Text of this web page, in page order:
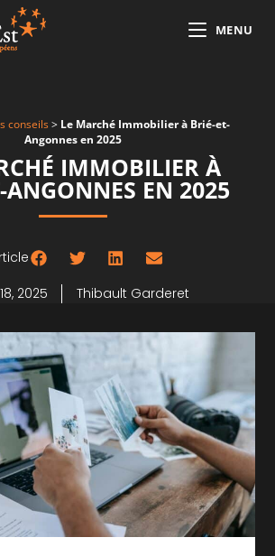
MENU
conseils> Le Marché Immobilier à Brié-et-
Angonnes en 2025
IMMOBILIER À
ANGONNES EN 2025
2025
Thibault Garderet